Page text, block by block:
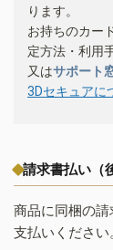
ります。
お持ちのカー
定方法・利用
又はサポート
3Dセキュアに
請求書払い（
商品に同梱の請
支払いください